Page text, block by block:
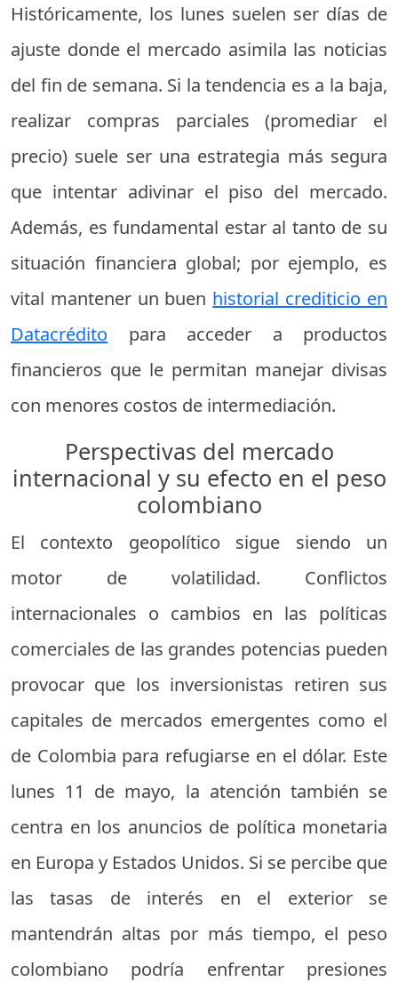
Históricamente, los lunes suelen ser días de
ajuste donde el mercado asimila las noticias
del fin de semana. Si la tendencia es a la baja,
realizar compras parciales (promediar el
precio) suele ser una estrategia más segura
que intentar adivinar el piso del mercado.
Además, es fundamental estar al tanto de su
situación financiera global; por ejemplo, es
vital mantener un buen historial crediticio en
Datacrédito para acceder a productos
financieros que le permitan manejar divisas
con menores costos de intermediación.
Perspectivas del mercado
internacional y su efecto en el peso
colombiano
El contexto geopolítico sigue siendo un
motor de volatilidad. Conflictos
internacionales o cambios en las políticas
comerciales de las grandes potencias pueden
provocar que los inversionistas retiren sus
capitales de mercados emergentes como el
de Colombia para refugiarse en el dólar. Este
lunes 11 de mayo, la atención también se
centra en los anuncios de política monetaria
en Europa y Estados Unidos. Si se percibe que
las tasas de interés en el exterior se
mantendrán altas por más tiempo, el peso
colombiano podría enfrentar presiones